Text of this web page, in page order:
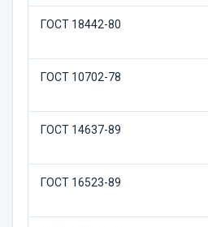
ГОСТ 18442-80
ГОСТ 10702-78
ГОСТ 14637-89
ГОСТ 16523-89